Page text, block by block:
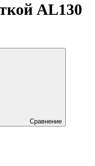
AL130
Сравнение